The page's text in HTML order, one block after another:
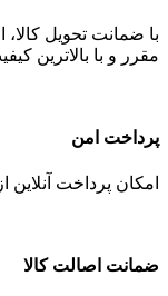
با ضمانت تحویل
مقرر و با بالاترین
پرداخت امن
امکان پرداخت آنلاین
ضمانت اصالت کالا